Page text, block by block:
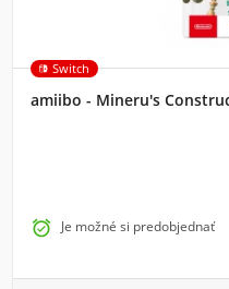
Switch
amiibo - Mineru's
 Je možné si predobjednať